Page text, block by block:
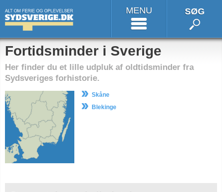
MENU SØG
Fortidsminder i Sverige
Her finder du et lille udpluk af oldtidsminder fra
Sydsveriges forhistorie.
Skåne
Blekinge